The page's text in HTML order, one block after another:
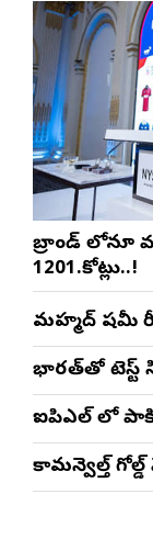
బ్రాండ్ లోనూ
1201.కోట్లు..!
మహ్మద్ షమీ
భారత్‌తో టెస్ట్
ఐపిఎల్ లో
కామన్వెల్త్